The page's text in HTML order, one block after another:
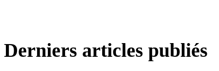
Derniers articles publiés